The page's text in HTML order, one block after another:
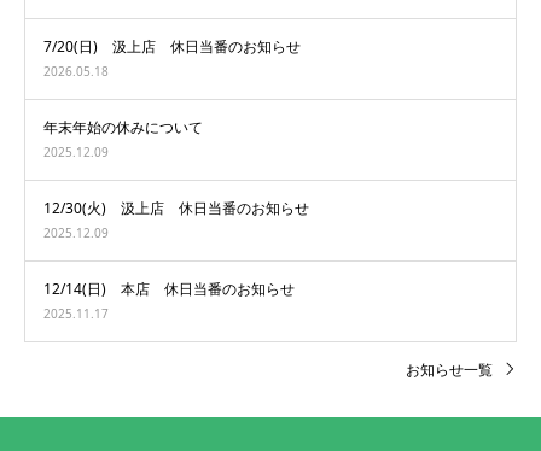
7/20(日) 汲上店 休日当番のお知らせ
2026.05.18
年末年始の休みについて
2025.12.09
12/30(火) 汲上店 休日当番のお知らせ
2025.12.09
12/14(日) 本店 休日当番のお知らせ
2025.11.17
お知らせ一覧